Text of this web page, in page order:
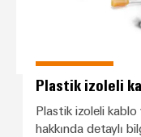
Plastik izoleli
Plastik izoleli kablo
hakkında detaylı